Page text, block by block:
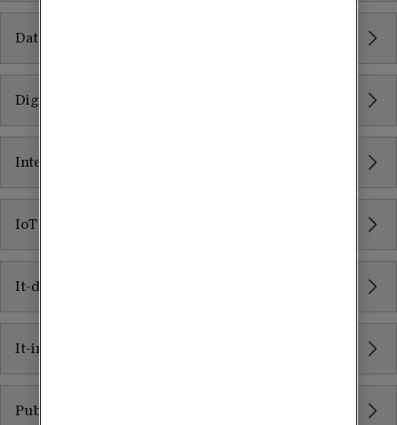
Datacenter som tjänst
Digital arbetsplats som tjänst
Internet of Things
IoT Bas
It-drift
It-infrastruktur som tjänst
Publikt moln - Scaleway